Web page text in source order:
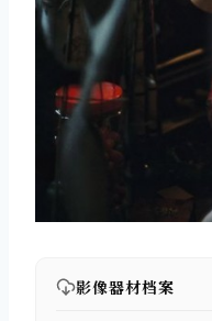
影像器材档案